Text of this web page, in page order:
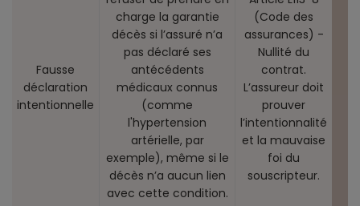
Fausse
déclaration
intentionnelle
charge la garantie
décès si l’assuré n’a
pas déclaré ses
antécédents
médicaux connus
(comme
l'hypertension
artérielle, par
exemple), même si le
décès n’a aucun lien
avec cette condition.
(Code des
assurances) -
Nullité du
contrat.
L’assureur doit
prouver
l’intentionnalité
et la mauvaise
foi du
souscripteur.